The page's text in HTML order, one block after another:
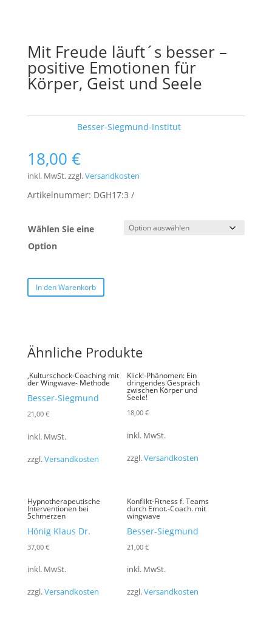
Mit Freude läuft´s besser –
positive Emotionen für
Körper, Geist und Seele
Besser-Siegmund-Institut
18,00 €
inkl. MwSt.zzgl.Versandkosten
Artikelnummer: DGH17:3
Wählen Sie eine
Option
In den Warenkorb
Ähnliche Produkte
,Kulturschock-Coaching mit
der Wingwave- Methode
Besser-Siegmund
21,00 €
inkl. MwSt.
zzgl.Versandkosten
Klick!-Phänomen: Ein
dringendes Gespräch
zwischen Körper und
Seele!
18,00 €
inkl. MwSt.
zzgl.Versandkosten
Hypnotherapeutische
Interventionen bei
Schmerzen
Hönig Klaus Dr.
37,00 €
inkl. MwSt.
zzgl.Versandkosten
Konflikt-Fitness f. Teams
durch Emot.-Coach. mit
wingwave
Besser-Siegmund
21,00 €
inkl. MwSt.
zzgl.Versandkosten